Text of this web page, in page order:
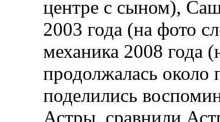
центре с сыном),
2003 года (на фото
механика 2008 года
продолжалась около
поделились
Астры, сравнили